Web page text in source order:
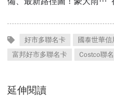
好市多聯名卡 國泰世華信
富邦好市多聯名卡
Costco聯
延伸閱讀